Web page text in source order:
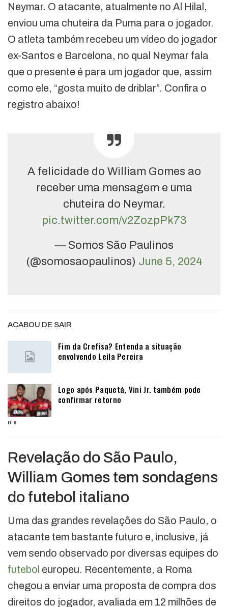
Neymar. O atacante, atualmente no Al Hilal,
enviou uma chuteira da Puma para o jogador.
O atleta também recebeu um vídeo do jogador
ex-Santos e Barcelona, no qual Neymar fala
que o presente é para um jogador que, assim
como ele, “gosta muito de driblar”. Confira o
registro abaixo!
A felicidade do William Gomes ao
receber uma mensagem e uma
chuteira do Neymar.
pic.twitter.com/v2ZozpPk73
— Somos São Paulinos
(@somosaopaulinos) June 5, 2024
ACABOU DE SAIR
Fim da Crefisa? Entenda a situação
envolvendo Leila Pereira
Logo após Paquetá, Vini Jr. também pode
confirmar retorno
" "
Revelação do São Paulo,
William Gomes tem sondagens
do futebol italiano
Uma das grandes revelações do São Paulo, o
atacante tem bastante futuro e, inclusive, já
vem sendo observado por diversas equipes do
futebol europeu. Recentemente, a Roma
chegou a enviar uma proposta de compra dos
direitos do jogador, avaliada em 12 milhões de